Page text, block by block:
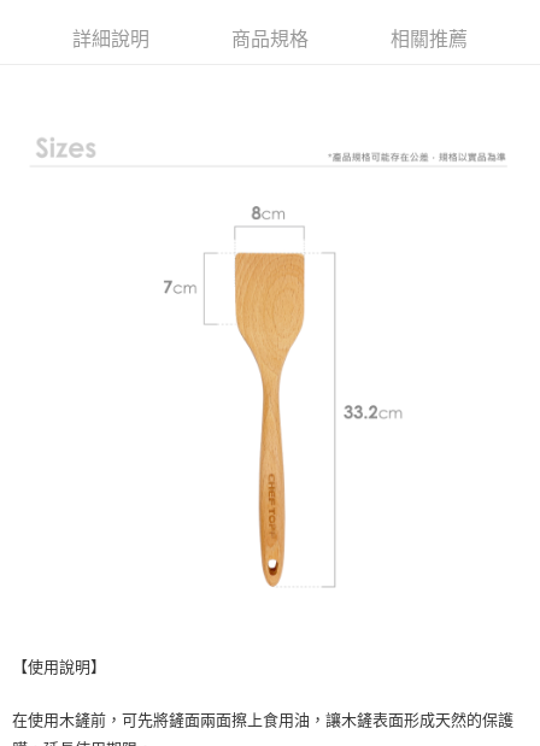
每筆NT$85，滿NT$499(含以上)免運費
詳細說明 商品規格 相關推薦
【使用說明】
在使用木鏟前，可先將鏟面兩面擦上食用油，讓木鏟表面形成天然的保護